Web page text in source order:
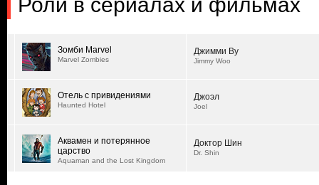
Зомби Marvel
Marvel Zombies
Джимми Ву
Jimmy Woo
Отель с привидениями
Haunted Hotel
Джоэл
Joel
Аквамен и потерянное
царство
Aquaman and the Lost Kingdom
Доктор Шин
Dr. Shin